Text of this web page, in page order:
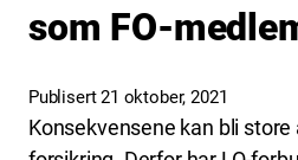
som FO-
Publisert 21 oktober, 2021
Konsekvensene kan bli store